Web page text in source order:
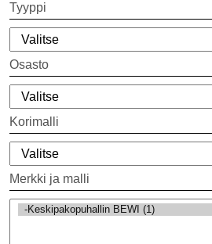
Tyyppi
Osasto
Korimalli
Merkki ja malli